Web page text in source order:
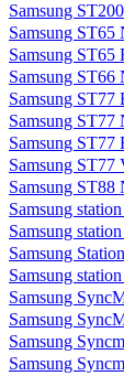
Samsung
Samsung ST65
Samsung ST65
Samsung ST66
Samsung ST77
Samsung ST77
Samsung ST77
Samsung ST77
Samsung ST88
Samsung
Samsung
Samsung
Samsung
Samsung
Samsung
Samsung
Samsung